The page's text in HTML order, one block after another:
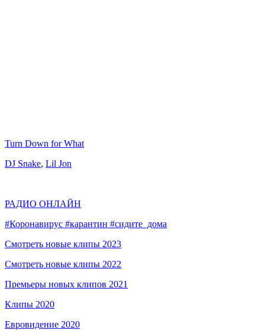
Turn Down for What
DJ Snake, Lil Jon
РАДИО ОНЛАЙН
#Коронавирус #карантин #сидите_дома
Смотреть новые клипы 2023
Смотреть новые клипы 2022
Премьеры новых клипов 2021
Клипы 2020
Евровидение 2020